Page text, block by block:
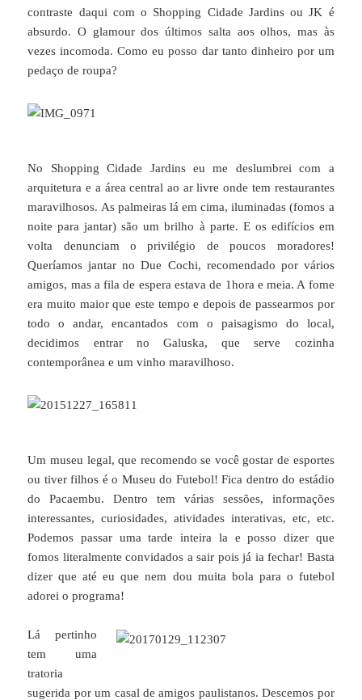
contraste daqui com o Shopping Cidade Jardins ou JK é
absurdo. O glamour dos últimos salta aos olhos, mas às
vezes incomoda. Como eu posso dar tanto dinheiro por um
pedaço de roupa?
No Shopping Cidade Jardins eu me deslumbrei com a
arquitetura e a área central ao ar livre onde tem restaurantes
maravilhosos. As palmeiras lá em cima, iluminadas (fomos a
noite para jantar) são um brilho à parte. E os edifícios em
volta denunciam o privilégio de poucos moradores!
Queríamos jantar no Due Cochi, recomendado por vários
amigos, mas a fila de espera estava de 1hora e meia. A fome
era muito maior que este tempo e depois de passearmos por
todo o andar, encantados com o paisagismo do local,
decidimos entrar no Galuska, que serve cozinha
contemporânea e um vinho maravilhoso.
Um museu legal, que recomendo se você gostar de esportes
ou tiver filhos é o Museu do Futebol! Fica dentro do estádio
do Pacaembu. Dentro tem várias sessões, informações
interessantes, curiosidades, atividades interativas, etc, etc.
Podemos passar uma tarde inteira la e posso dizer que
fomos literalmente convidados a sair pois já ia fechar! Basta
dizer que até eu que nem dou muita bola para o futebol
adorei o programa!
Lá pertinho
tem uma
tratoria
sugerida por um casal de amigos paulistanos. Descemos por